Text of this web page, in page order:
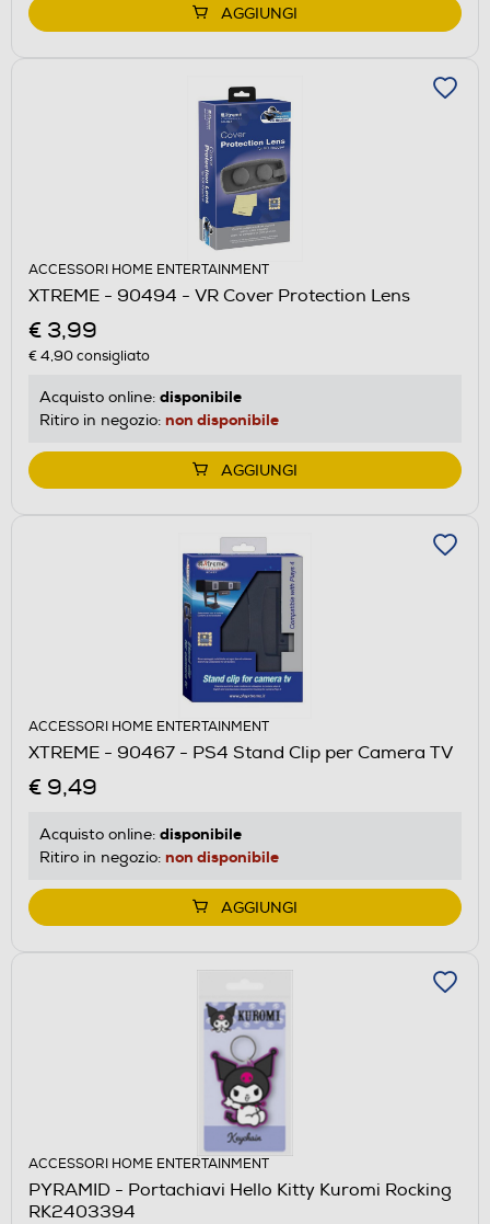
AGGIUNGI
ACCESSORI HOME ENTERTAINMENT
XTREME - 90494 - VR Cover Protection Lens
€ 3,99
€ 4,90consigliato
Acquisto online: disponibile
Ritiro in negozio: non disponibile
AGGIUNGI
ACCESSORI HOME ENTERTAINMENT
XTREME - 90467 - PS4 Stand Clip per Camera TV
€ 9,49
Acquisto online: disponibile
Ritiro in negozio: non disponibile
AGGIUNGI
ACCESSORI HOME ENTERTAINMENT
PYRAMID - Portachiavi Hello Kitty Kuromi Rocking
RK2403394